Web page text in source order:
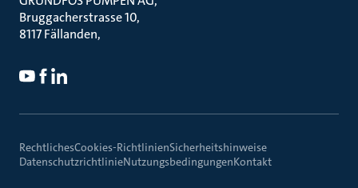
Bruggacherstrasse 10
8117 Fällanden
RechtlichesCookies-RichtlinienSicherheitshinweise
DatenschutzrichtlinieNutzungsbedingungenKontakt